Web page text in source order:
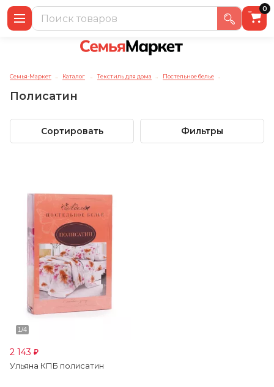
0
Семья-Маркет → Каталог → Текстиль для дома → Постельное белье →
Полисатин
Сортировать Фильтры
2 143 ₽
Ульяна КПБ полисатин